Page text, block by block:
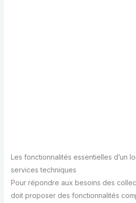
Les fonctionnalités essentielles d’un
services techniques
Pour répondre aux besoins des
doit proposer des fonctionnalités